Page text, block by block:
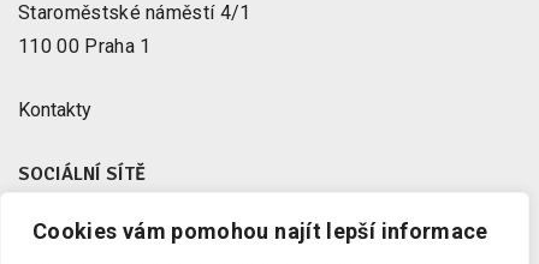
Cookies vám pomohou najít lepší informace
Staroměstské náměstí 4/1
110 00 Praha 1
Kontakty
SOCIÁLNÍ SÍTĚ
Facebook